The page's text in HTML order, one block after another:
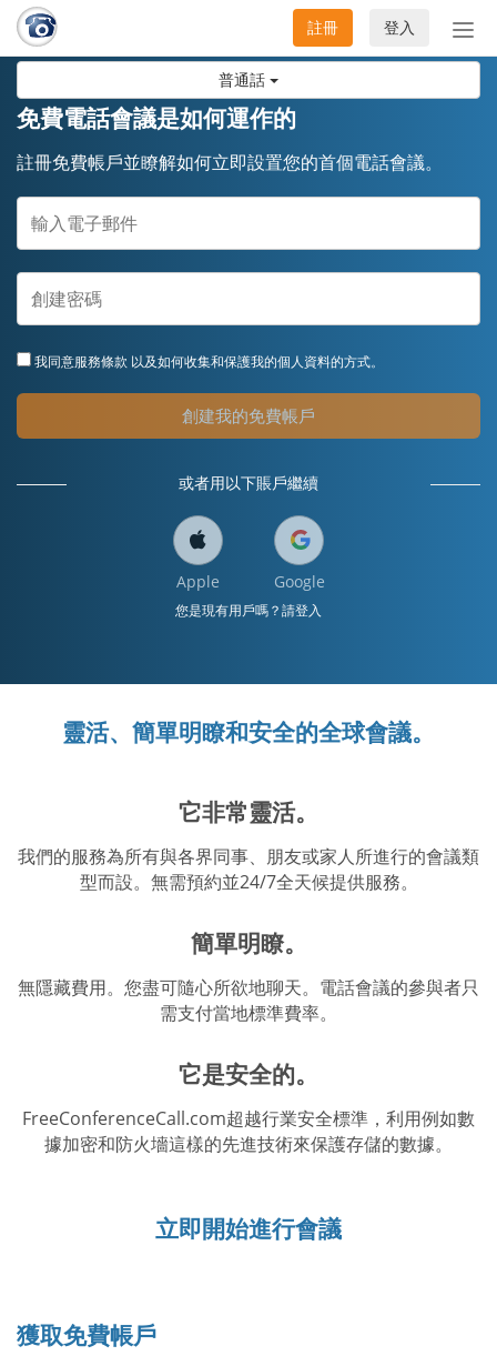
普通話
切
換
登入
註冊
免費電話會議是如何運作的
註冊免費帳戶並瞭解如何立即設置您的首個電話會議。
我同意服務條款 以及如何收集和保護我的個人資料的方式。
創建我的免費帳戶
或者用以下賬戶繼續
Apple Google
您是現有用戶嗎？請登入
靈活、簡單明瞭和安全的全球會議。
它非常靈活。
我們的服務為所有與各界同事、朋友或家人所進行的會議類
型而設。無需預約並24/7全天候提供服務。
簡單明瞭。
無隱藏費用。您盡可隨心所欲地聊天。電話會議的參與者只
需支付當地標準費率。
它是安全的。
FreeConferenceCall.com超越行業安全標準，利用例如數
據加密和防火墻這樣的先進技術來保護存儲的數據。
立即開始進行會議
獲取免費帳戶